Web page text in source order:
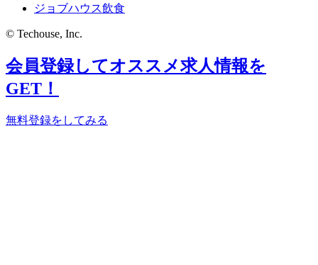
ジョブハウス飲食
© Techouse, Inc.
会員登録してオススメ求人情報を
GET！
無料登録をしてみる